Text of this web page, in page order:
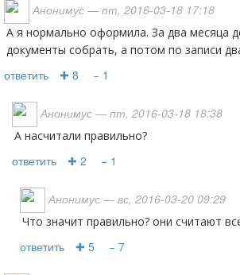
Анонимус — пт, 2016-03-18 17:18
А я нормально оформила. За два месяца до наступления пенсии вызвали, сказали какие
документы собрать, а потом по записи
ответить ✚ 8 − 1
Анонимус — пт, 2016-03-18 18:38
А насчитали правильно?
ответить ✚ 2 − 1
Анонимус — вс, 2016-03-20 09:29
что значит правильно? они считают
ответить ✚ 5 − 7